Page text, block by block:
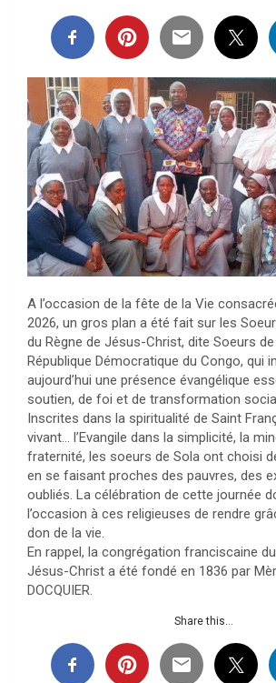
A l’occasion de la fête de la Vie
2026, un gros plan a été fait sur les
du Règne de Jésus-Christ, dite Soeurs
République Démocratique du Congo, qui
aujourd’hui une présence évangélique
soutien, de foi et de transformation
Inscrites dans la spiritualité de Saint
vivant… l’Evangile dans la simplicité, la
fraternité, les soeurs de Sola ont choisi
en se faisant proches des pauvres, des
oubliés. La célébration de cette journée
l’occasion à ces religieuses de rendre
don de la vie.
En rappel, la congrégation franciscaine
Jésus-Christ a été fondé en 1836 par
DOCQUIER.
Share this...